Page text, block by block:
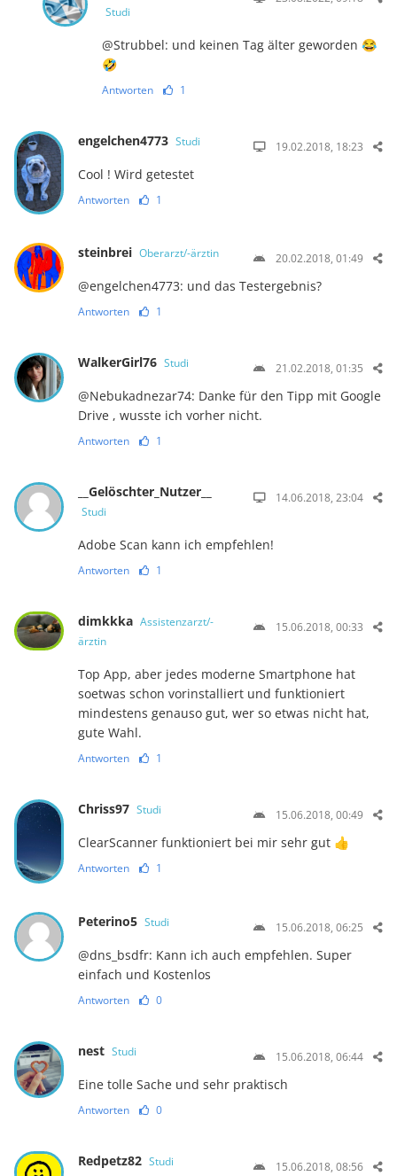
Studi
@Strubbel: und keinen Tag älter geworden 😂
🤣
Antworten 1
engelchen4773 Studi 19.02.2018, 18:23
Cool ! Wird getestet
Antworten 1
steinbrei Oberarzt/-ärztin 20.02.2018, 01:49
@engelchen4773: und das Testergebnis?
Antworten 1
WalkerGirl76 Studi 21.02.2018, 01:35
@Nebukadnezar74: Danke für den Tipp mit Google
Drive , wusste ich vorher nicht.
Antworten 1
__Gelöschter_Nutzer__
Studi
14.06.2018, 23:04
Adobe Scan kann ich empfehlen!
Antworten 1
dimkkka Assistenzarzt/-
ärztin
15.06.2018, 00:33
Top App, aber jedes moderne Smartphone hat
soetwas schon vorinstalliert und funktioniert
mindestens genauso gut, wer so etwas nicht hat,
gute Wahl.
Antworten 1
Chriss97 Studi 15.06.2018, 00:49
ClearScanner funktioniert bei mir sehr gut 👍
Antworten 1
Peterino5 Studi 15.06.2018, 06:25
@dns_bsdfr: Kann ich auch empfehlen. Super
einfach und Kostenlos
Antworten 0
nest Studi 15.06.2018, 06:44
Eine tolle Sache und sehr praktisch
Antworten 0
Redpetz82 Studi 15.06.2018, 08:56